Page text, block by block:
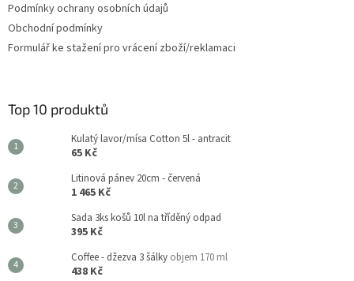
Podmínky ochrany osobních údajů
Obchodní podmínky
Formulář ke stažení pro vrácení zboží/reklamaci
Top 10 produktů
Kulatý lavor/mísa Cotton 5l - antracit
65 Kč
Litinová pánev 20cm - červená
1 465 Kč
Sada 3ks košů 10l na tříděný odpad
395 Kč
Coffee - džezva 3 šálky objem 170 ml
438 Kč